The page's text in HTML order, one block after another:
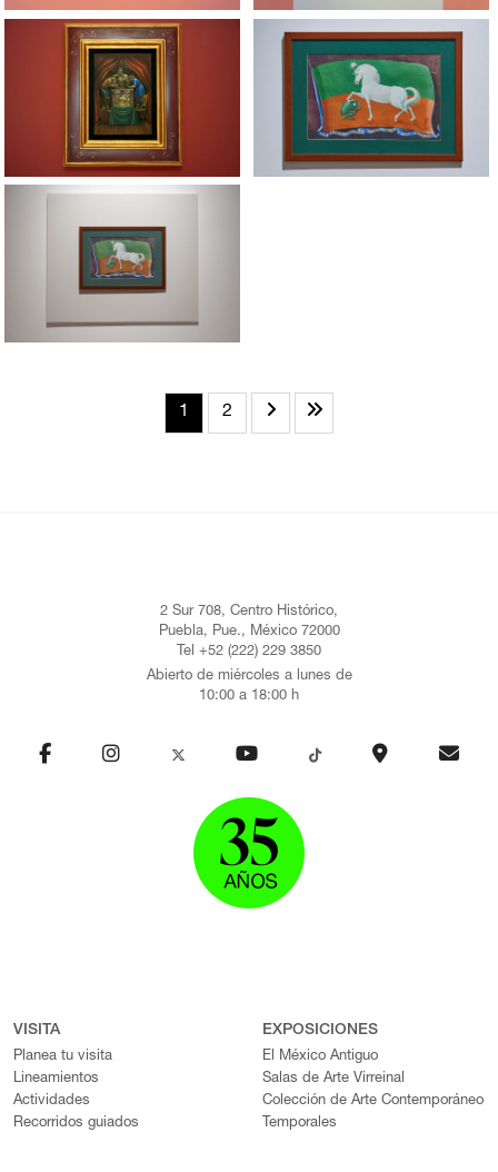
1 2
2 Sur 708, Centro Histórico,
Puebla, Pue., México 72000
Tel +52 (222) 229 3850
Abierto de miércoles a lunes de
10:00 a 18:00 h
VISITA
Planea tu visita
Lineamientos
Actividades
Recorridos guiados
EXPOSICIONES
El México Antiguo
Salas de Arte Virreinal
Colección de Arte Contemporáneo
Temporales